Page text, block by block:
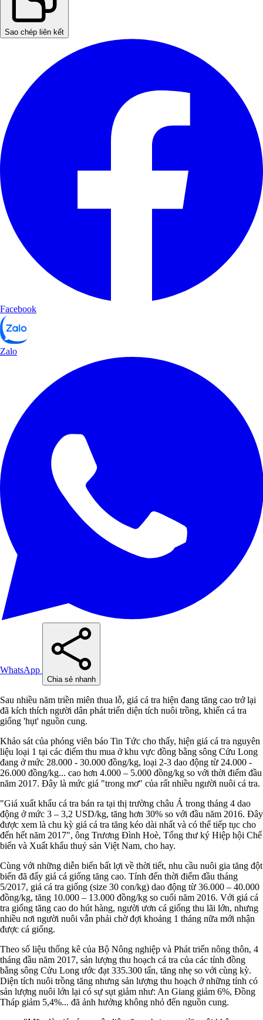
Sao chép liên kết
Facebook
Zalo
WhatsApp
Chia sẻ nhanh
Sau nhiều năm triền miên thua lỗ, giá cá tra hiện đang tăng cao trở lại
đã kích thích người dân phát triển diện tích nuôi trồng, khiến cá tra
giống 'hụt' nguồn cung.
Khảo sát của phóng viên báo Tin Tức cho thấy, hiện giá cá tra nguyên
liệu loại 1 tại các điểm thu mua ở khu vực đồng bằng sông Cửu Long
đang ở mức 28.000 - 30.000 đồng/kg, loại 2-3 dao động từ 24.000 -
26.000 đồng/kg... cao hơn 4.000 – 5.000 đồng/kg so với thời điểm đầu
năm 2017. Đây là mức giá "trong mơ" của rất nhiều người nuôi cá tra.
"Giá xuất khẩu cá tra bán ra tại thị trường châu Á trong tháng 4 dao
động ở mức 3 – 3,2 USD/kg, tăng hơn 30% so với đầu năm 2016. Đây
được xem là chu kỳ giá cá tra tăng kéo dài nhất và có thể tiếp tục cho
đến hết năm 2017", ông Trương Đình Hoè, Tổng thư ký Hiệp hội Chế
biến và Xuất khẩu thuỷ sản Việt Nam, cho hay.
Cùng với những diễn biến bất lợi về thời tiết, nhu cầu nuôi gia tăng đột
biến đã đẩy giá cá giống tăng cao. Tính đến thời điểm đầu tháng
5/2017, giá cá tra giống (size 30 con/kg) dao động từ 36.000 – 40.000
đồng/kg, tăng 10.000 – 13.000 đồng/kg so cuối năm 2016. Với giá cá
tra giống tăng cao do hút hàng, người ươn cá giống thu lãi lớn, nhưng
nhiều nơi người nuôi vẫn phải chờ đợi khoảng 1 tháng nữa mới nhận
được cá giống.
Theo số liệu thống kê của Bộ Nông nghiệp và Phát triển nông thôn, 4
tháng đầu năm 2017, sản lượng thu hoạch cá tra của các tỉnh đồng
bằng sông Cửu Long ước đạt 335.300 tấn, tăng nhẹ so với cùng kỳ.
Diện tích nuôi trồng tăng nhưng sản lượng thu hoạch ở những tỉnh có
sản lượng nuôi lớn lại có sự sụt giảm như: An Giang giảm 6%, Đồng
Tháp giảm 5,4%... đã ảnh hưởng không nhỏ đến nguồn cung.